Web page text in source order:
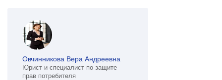
Овчинникова Вера Андреевна
Юрист и специалист по защите
прав потребителя